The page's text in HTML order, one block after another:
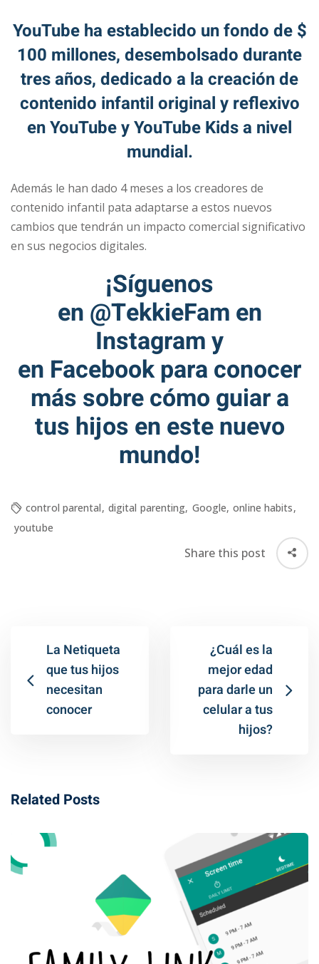
YouTube ha establecido un fondo de $
100 millones, desembolsado durante
tres años, dedicado a la creación de
contenido infantil original y reflexivo
en YouTube y YouTube Kids a nivel
mundial.
Además le han dado 4 meses a los creadores de
contenido infantil pata adaptarse a estos nuevos
cambios que tendrán un impacto comercial significativo
en sus negocios digitales.
¡Síguenos
en @TekkieFam en
Instagram y
en Facebookpara conocer
más sobre cómo guiar a
tus hijos en este nuevo
mundo!
control parental, digital parenting, Google, online habits,
youtube
Share this post
La Netiqueta​
que tus hijos
necesitan
conocer
¿Cuál es la
mejor edad
para darle un
celular a tus
hijos?
Related Posts